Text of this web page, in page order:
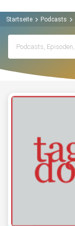
Startseite Podcasts